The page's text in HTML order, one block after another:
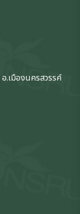
อ.เมืองนครสวรรค์